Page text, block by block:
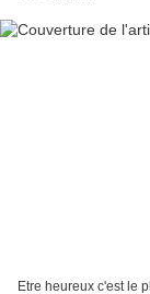
Etre heureux c'est le